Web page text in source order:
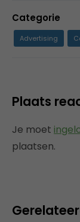
Categorie
Advertising
Plaats
Je moet
plaatsen.